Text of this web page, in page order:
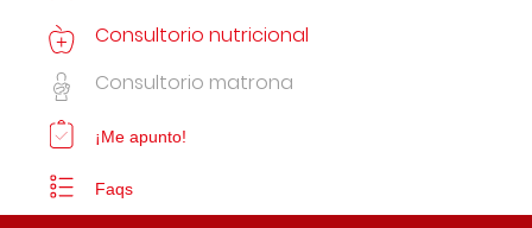
Consultorio nutricional
Consultorio matrona
¡Me apunto!
Faqs